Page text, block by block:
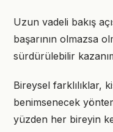
Uzun vadeli bakış
başarının olmazsa
sürdürülebilir
Bireysel farklılıklar,
benimsenecek
yüzden her bireyin